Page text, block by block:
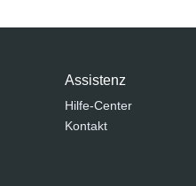
Assistenz
Hilfe-Center
Kontakt